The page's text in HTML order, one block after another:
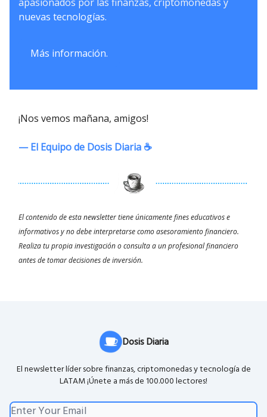
apasionados por las finanzas, criptomonedas y
nuevas tecnologías.
Más información.
¡Nos vemos mañana, amigos!
— El Equipo de Dosis Diaria ☕️
El contenido de esta newsletter tiene únicamente fines educativos e
informativos y no debe interpretarse como asesoramiento financiero.
Realiza tu propia investigación o consulta a un profesional financiero
antes de tomar decisiones de inversión.
Dosis Diaria
El newsletter líder sobre finanzas, criptomonedas y tecnología de
LATAM ¡Únete a más de 100.000 lectores!